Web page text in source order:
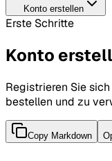
Konto erstellen
Erste Schritte
Konto
Registrieren Sie
bestellen und zu
Copy Markdown